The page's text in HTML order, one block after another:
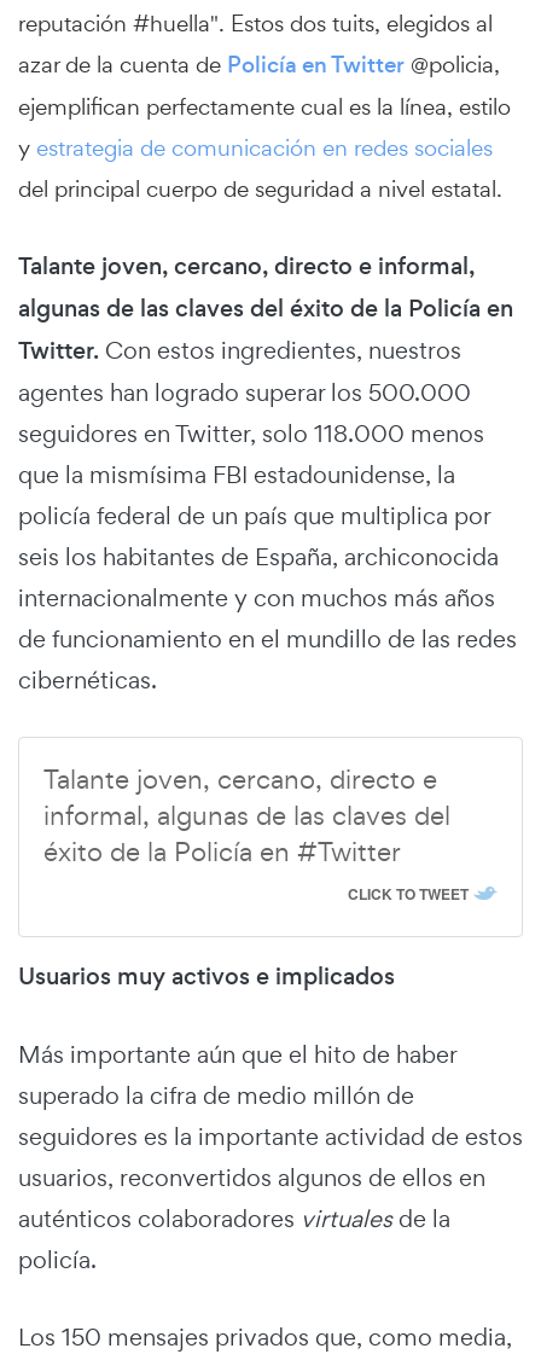
reputación #huella". Estos dos tuits, elegidos al
azar de la cuenta de Policía en Twitter @policia,
ejemplifican perfectamente cual es la línea, estilo
y estrategia de comunicación en redes sociales
del principal cuerpo de seguridad a nivel estatal.
Talante joven, cercano, directo e informal,
algunas de las claves del éxito de la Policía en
Twitter. Con estos ingredientes, nuestros
agentes han logrado superar los 500.000
seguidores en Twitter, solo 118.000 menos
que la mismísima FBI estadounidense, la
policía federal de un país que multiplica por
seis los habitantes de España, archiconocida
internacionalmente y con muchos más años
de funcionamiento en el mundillo de las redes
cibernéticas.
Talante joven, cercano, directo e
informal, algunas de las claves del
éxito de la Policía en #Twitter
CLICK TO TWEET
Usuarios muy activos e implicados
Más importante aún que el hito de haber
superado la cifra de medio millón de
seguidores es la importante actividad de estos
usuarios, reconvertidos algunos de ellos en
auténticos colaboradores virtualesde la
policía.
Los 150 mensajes privados que, como media,